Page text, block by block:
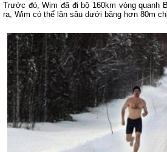
Trước đó, Wim đã đi bộ 160km vòng quanh
ra, Wim có thể lặn sâu dưới băng hơn 80m